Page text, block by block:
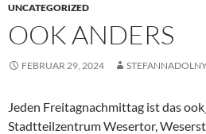
UNCATEGORIZED
OOK ANDERS
FEBRUAR 29, 2024
Jeden Freitagnachmittag ist das
Stadtteilzentrum Wesertor,